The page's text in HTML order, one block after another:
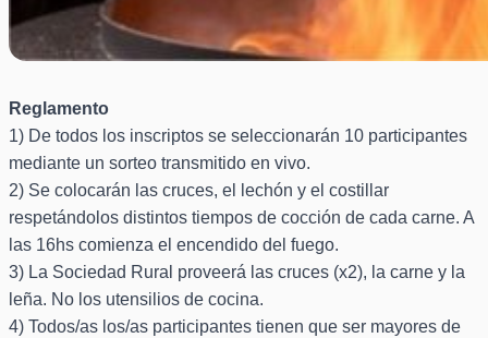
Reglamento
1) De todos los inscriptos se seleccionarán 10 participantes
mediante un sorteo transmitido en vivo.
2) Se colocarán las cruces, el lechón y el costillar
respetándolos distintos tiempos de cocción de cada carne. A
las 16hs comienza el encendido del fuego.
3) La Sociedad Rural proveerá las cruces (x2), la carne y la
leña. No los utensilios de cocina.
4) Todos/as los/as participantes tienen que ser mayores de